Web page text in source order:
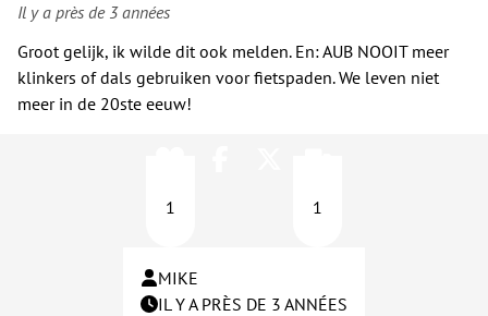
Il y a près de 3 années
Groot gelijk, ik wilde dit ook melden. En: AUB NOOIT meer
klinkers of dals gebruiken voor fietspaden. We leven niet
meer in de 20ste eeuw!
1 1
MIKE
IL Y A PRÈS DE 3 ANNÉES